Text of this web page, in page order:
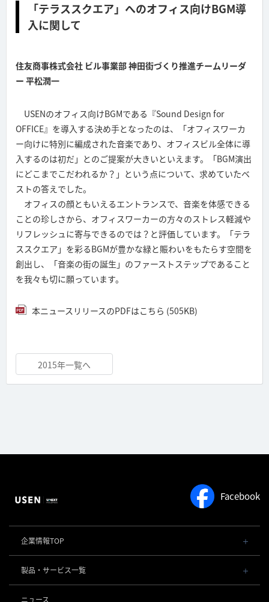
「テラススクエア」へのオフィス向けBGM導
入に関して
住友商事株式会社 ビル事業部 神田街づくり推進チームリーダ
ー 平松潤一
USENのオフィス向けBGMである『Sound Design for
OFFICE』を導入する決め手となったのは、「オフィスワーカ
ー向けに特別に編成された音楽であり、オフィスビル全体に導
入するのは初だ」とのご提案が大きいといえます。「BGM演出
にどこまでこだわれるか？」という点について、求めていたベ
ストの答えでした。
オフィスの顔ともいえるエントランスで、音楽を体感できる
ことの珍しさから、オフィスワーカーの方々のストレス軽減や
リフレッシュに寄与できるのでは？と評価しています。「テラ
ススクエア」を彩るBGMが豊かな緑と賑わいをもたらす空間を
創出し、「音楽の街の誕生」のファーストステップであること
を我々も切に願っています。
本ニュースリリースのPDFはこちら (505KB)
2015年一覧へ
Facebook
企業情報TOP
会社概要・役員一覧
事業内容
製品・サービス一覧
POSレジ 他
ニュース